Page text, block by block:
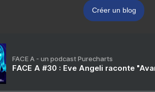
Créer un blog
FACE A - un podcast Purecharts
FACE A #30 : Eve Angeli raconte